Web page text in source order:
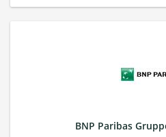
BNP Paribas